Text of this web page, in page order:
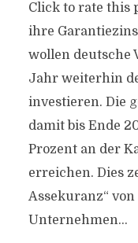
Click to rate this
ihre
wollen deutsche
Jahr weiterhin
investieren. Die
damit bis Ende
Prozent an der
erreichen. Dies
Assekuranz“ von
Unternehmen...